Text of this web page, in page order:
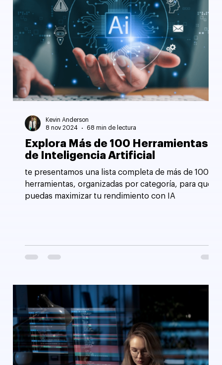
Explora Más de 100 Herramientas
de Inteligencia Artificial
te presentamos una lista completa de más de 100
herramientas, organizadas por categoría, para que
puedas maximizar tu rendimiento con IA
Kevin Anderson
8 nov 2024
68 min de lectura